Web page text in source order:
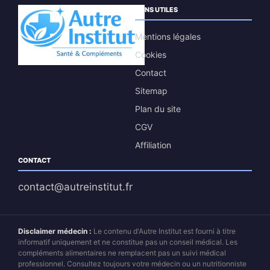
LIENS UTILES
Mentions légales
Cookies
Contact
Sitemap
Plan du site
CGV
Affiliation
CONTACT
contact@autreinstitut.fr
Disclaimer médecin : Le contenu d'Autre Institut est fourni à titre
informatif uniquement et ne constitue pas un conseil médical. Les
compléments alimentaires ne remplacent pas un suivi médical
professionnel. Consultez toujours votre médecin ou un nutritionniste